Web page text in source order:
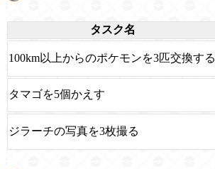
タスク名
100km以上からのポケモンを3匹交換する
タマゴを5個かえす
ジラーチの写真を3枚撮る